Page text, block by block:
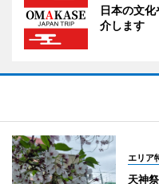
日本の文
介します
エリア
天神